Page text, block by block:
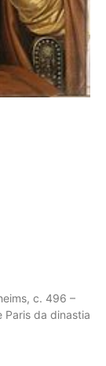
c. 496 –
da dinastia